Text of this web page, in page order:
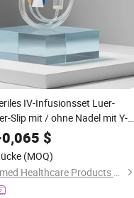
IV-Infusionsset Luer-
Slip mit / ohne Nadel mit Y-
Filter Durchflussregler
Injektionsport
0,065 $
(MOQ)
Zibo Eastmed Healthcare Products Co., Ltd.